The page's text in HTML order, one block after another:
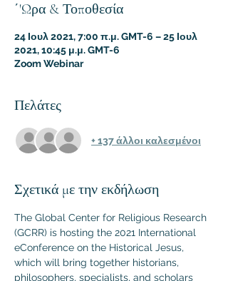
΄'Ωρα & Τοποθεσία
24 Ιουλ 2021, 7:00 π.μ. GMT-6 – 25 Ιουλ
2021, 10:45 μ.μ. GMT-6
Zoom Webinar
Πελάτες
+ 137 άλλοι καλεσμένοι
Σχετικά με την εκδήλωση
The Global Center for Religious Research
(GCRR) is hosting the 2021 International
eConference on the Historical Jesus,
which will bring together historians,
philosophers, specialists, and scholars